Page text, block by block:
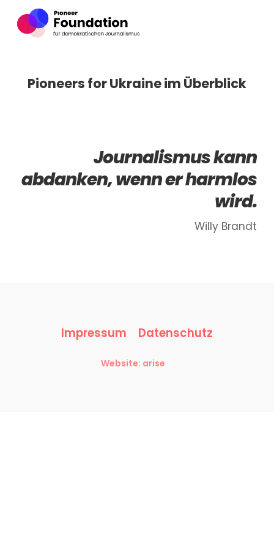
Pioneers for Ukraine im Überblick
Journalismus kann
abdanken, wenn er harmlos
wird.
Willy Brandt
Impressum Datenschutz
Website: arise